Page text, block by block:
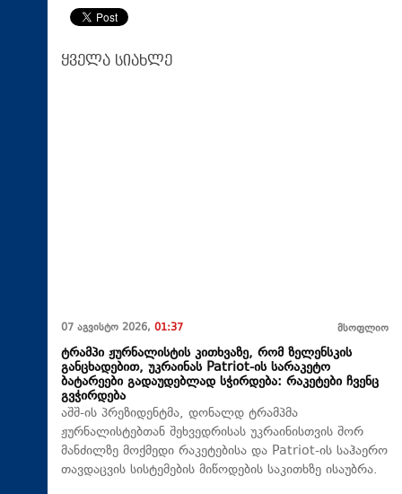
ყველა სიახლე
07 აგვისტო 2026, 01:37 მსოფლიო
ტრამპი ჟურნალისტის კითხვაზე, რომ ზელენსკის
განცხადებით, უკრაინას Patriot-ის სარაკეტო
ბატარეები გადაუდებლად სჭირდება: რაკეტები ჩვენც
გვჭირდება
აშშ-ის პრეზიდენტმა, დონალდ ტრამპმა
ჟურნალისტებთან შეხვედრისას უკრაინისთვის შორ
მანძილზე მოქმედი რაკეტებისა და Patriot-ის საჰაერო
თავდაცვის სისტემების მიწოდების საკითხზე ისაუბრა.